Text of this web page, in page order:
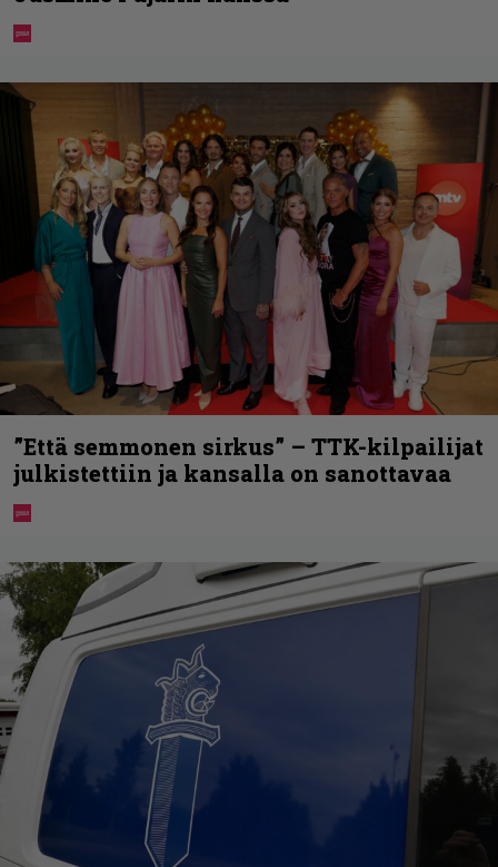
”Että semmonen sirkus” – TTK-kilpailijat
julkistettiin ja kansalla on sanottavaa